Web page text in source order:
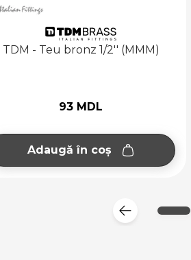
TDM - Cot bronz 1/2&quot;
66 MDL
Adaugă în coș